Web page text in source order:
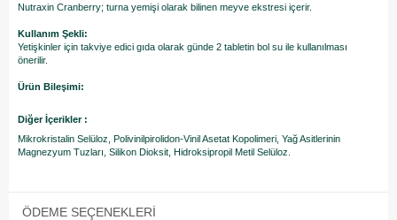
Nutraxin Cranberry; turna yemişi olarak bilinen meyve ekstresi içerir.
Kullanım Şekli:
Yetişkinler için takviye edici gıda olarak günde 2 tabletin bol su ile kullanılması
önerilir.
Ürün Bileşimi:
Diğer İçerikler :
Mikrokristalin Selüloz, Polivinilpirolidon-Vinil Asetat Kopolimeri, Yağ Asitlerinin
Magnezyum Tuzları, Silikon Dioksit, Hidroksipropil Metil Selüloz.
ÖDEME SEÇENEKLERI